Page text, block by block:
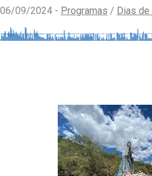
06/09/2024 - Programas / Dias de